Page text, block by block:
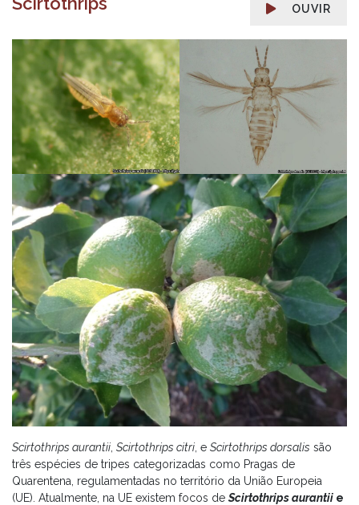
OUVIR
Scirtothrips aurantii Scirtothrips citri , e Scirtothrips dorsalis são
três espécies de tripes categorizadas como Pragas de
Quarentena, regulamentadas no território da União Europeia
(UE). Atualmente, na UE existem focos de Scirtothrips aurantii e